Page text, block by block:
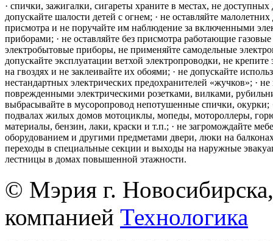
· спички, зажигалки, сигареты храните в местах, не доступных
допускайте шалости детей с огнем; · не оставляйте малолетних
присмотра и не поручайте им наблюдение за включенными
приборами; · не оставляйте без присмотра работающие
электробытовые приборы, не применяйте самодельные
допускайте эксплуатации ветхой электропроводки, не крепите
на гвоздях и не заклеивайте их обоями; · не допускайте
нестандартных электрических предохранителей «жучков»; · не
поврежденными электрическими розетками, вилками,
выбрасывайте в мусоропровод непотушенные спички, окурки;
подвалах жилых домов мотоциклы, мопеды, мотороллеры,
материалы, бензин, лаки, краски и т.п.; · не загромождайте
оборудованием и другими предметами двери, люки на
переходы в специальные секции и выходы на наружные
лестницы в домах повышенной этажности.
© Мэрия г.
компанией Технологика